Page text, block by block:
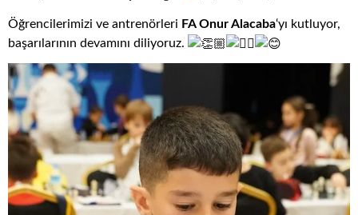
Öğrencilerimizi ve antrenörleri FA Onur Alacaba‘yı kutluyor,
başarılarının devamını diliyoruz.